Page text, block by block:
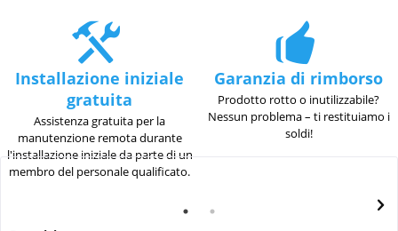
Installazione iniziale
gratuita
Assistenza gratuita per la
manutenzione remota durante
l'installazione iniziale da parte di un
membro del personale qualificato.
Garanzia di rimborso
Prodotto rotto o inutilizzabile?
Nessun problema – ti restituiamo i
soldi!